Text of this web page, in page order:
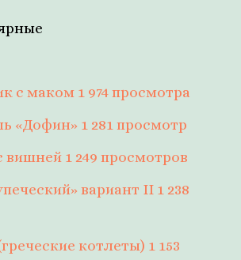
с маком 1 974 просмотра
«Дофин» 1 281 просмотр
вишней 1 249 просмотров
вариант II 1 238
котлеты) 1 153